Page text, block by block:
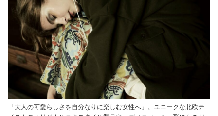
「大人の可愛らしさを自分なりに楽しむ女性へ」。ユニークな北欧テ